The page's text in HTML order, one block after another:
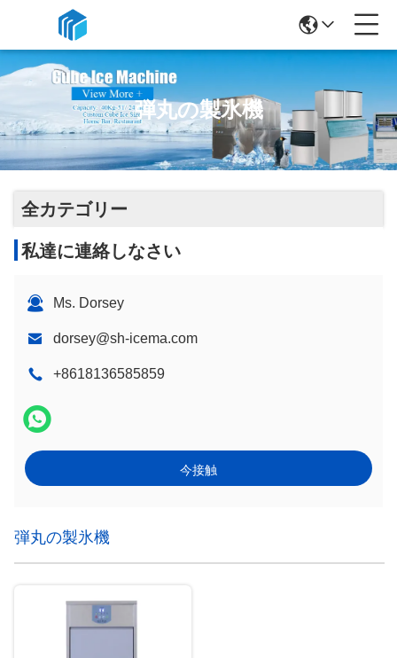
弾丸の製氷機
全カテゴリー
私達に連絡しなさい
Ms. Dorsey
dorsey@sh-icema.com
+8618136585859
今接触
弾丸の製氷機